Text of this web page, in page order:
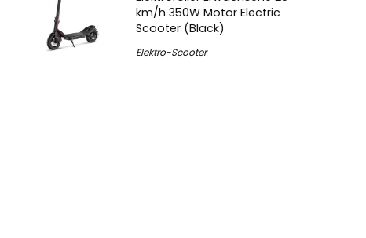
km/h 350W Motor Electric
Scooter (Black)
Elektro-Scooter